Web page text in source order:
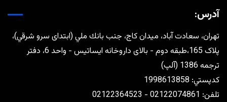
آدرس:
تهران، سعادت آباد، ميدان كاج، جنب بانك ملي (ابتدای سرو شرقي)،
پلاک 165،طبقه دوم - بالای داروخانه ایساتیس - واحد 6، دفتر
ترجمه 1386 (آلپ)
كدپستي: 1998613858
تلفن: 02122074861 - 02122364523